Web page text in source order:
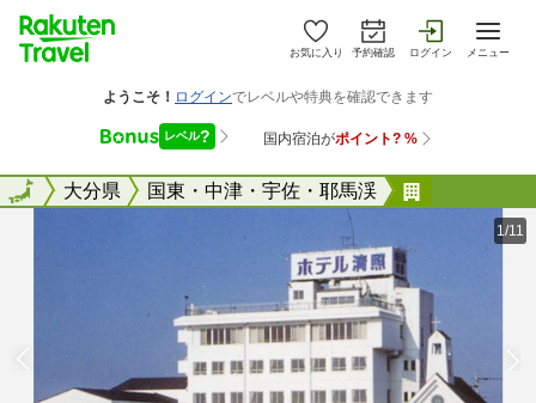
お気に入り 予約確認 ログイン メニュー
全国大分県 国東・中津・宇佐・耶馬渓
全国
1/11